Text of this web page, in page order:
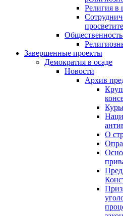
Религия в
Завершенные проекты
Демократия в осаде
Новости
Архив
О